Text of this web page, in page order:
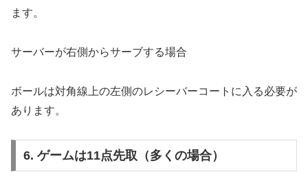
ます。
サーバーが右側からサーブする場合
ボールは対角線上の左側のレシーバーコートに入る必要が
あります。
6. ゲームは11点先取（多くの場合）